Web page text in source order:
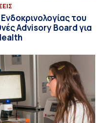
του
Advisory Board για